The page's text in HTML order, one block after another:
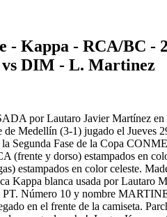
- Kappa - RCA/BC -
DIM - L. Martinez